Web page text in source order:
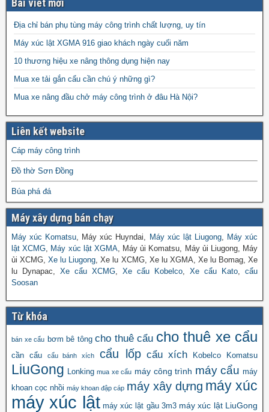
Bài viết mới
Địa chỉ bán phụ tùng máy công trình chất lượng, uy tín
Máy xúc lật XGMA 916 giao khách ngày cuối năm
10 thương hiệu xe nâng thông dụng hiện nay
Mua xe tải gắn cẩu cần chú ý những gì?
Mua xe nâng đầu chở máy công trình ở đâu Hà Nội?
Liên kết website
Cáp máy công trình
Đồ thờ Sơn Đồng
Búa phá đá
Máy xây dựng bán chạy
Máy xúc Komatsu, Máy xúc Huyndai, Máy xúc lật Liugong, Máy xúc
lật XCMG, Máy xúc lật XGMA, Máy ủi Komatsu, Máy ủi Liugong, Máy
ủi XCMG,Xe lu Liugong, Xe lu XCMG, Xe lu XGMA, Xe lu Bomag, Xe
lu Dynapac, Xe cẩu XCMG, Xe cẩu Kobelco, Xe cẩu Kato, cẩu
Soosan
Từ khóa
bán xe cẩu bơm bê tông cho thuê cẩu cho thuê xe cẩu
cần cẩu cẩu bánh xích cẩu lốp cẩu xích Kobelco Komatsu
LiuGong Lonking mua xe cẩu máy công trình máy cẩu máy
khoan cọc nhồi máy khoan đập cáp máy xây dựng máy xúc
máy xúc lật máy xúc lật gầu 3m3 máy xúc lật LiuGong